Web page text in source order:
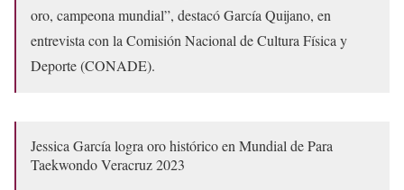
oro, campeona mundial”, destacó García Quijano, en
entrevista con la Comisión Nacional de Cultura Física y
Deporte (CONADE).
Jessica García logra oro histórico en Mundial de Para
Taekwondo Veracruz 2023